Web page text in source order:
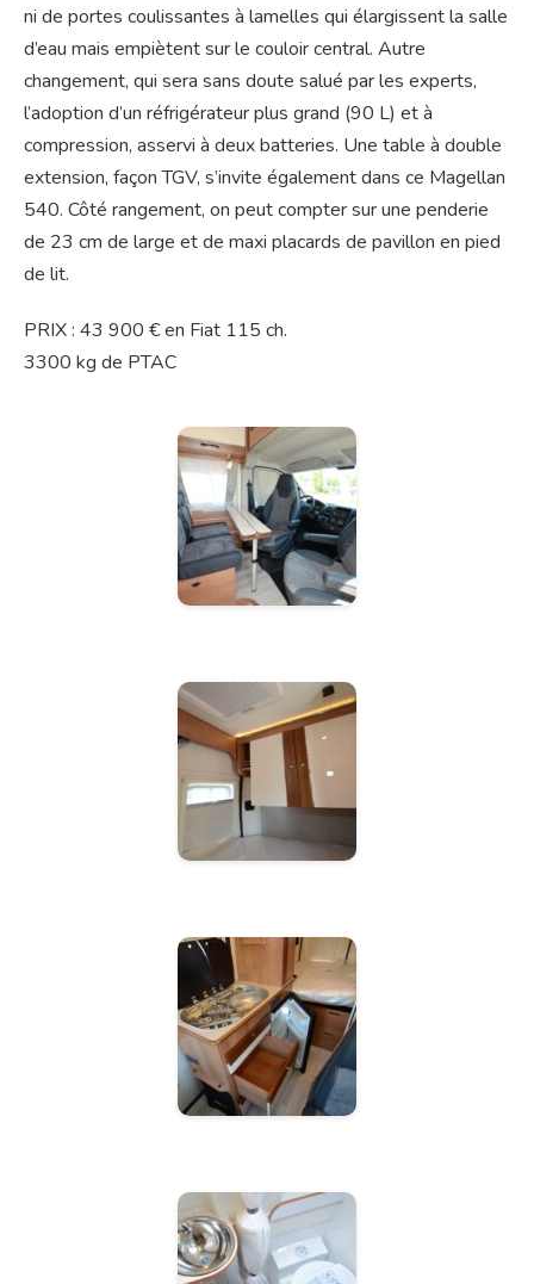
ni de portes coulissantes à lamelles qui élargissent la salle
d’eau mais empiètent sur le couloir central. Autre
changement, qui sera sans doute salué par les experts,
l’adoption d’un réfrigérateur plus grand (90 L) et à
compression, asservi à deux batteries. Une table à double
extension, façon TGV, s’invite également dans ce Magellan
540. Côté rangement, on peut compter sur une penderie
de 23 cm de large et de maxi placards de pavillon en pied
de lit.
PRIX : 43 900 € en Fiat 115 ch.
3300 kg de PTAC